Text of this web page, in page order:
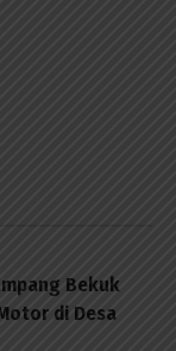
Bekuk
di Desa